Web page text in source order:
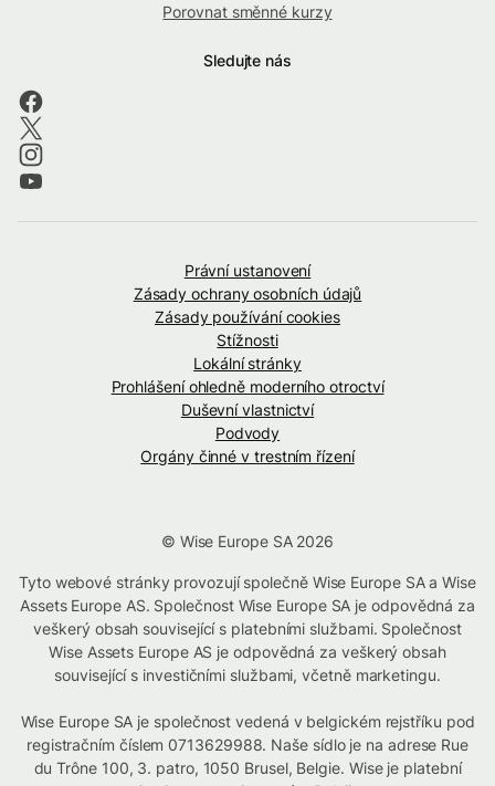
Porovnat směnné kurzy
Sledujte nás
Právní ustanovení
Zásady ochrany osobních údajů
Zásady používání cookies
Stížnosti
Lokální stránky
Prohlášení ohledně moderního otroctví
Duševní vlastnictví
Podvody
Orgány činné v trestním řízení
© Wise Europe SA 2026
Tyto webové stránky provozují společně Wise Europe SA a Wise
Assets Europe AS. Společnost Wise Europe SA je odpovědná za
veškerý obsah související s platebními službami. Společnost
Wise Assets Europe AS je odpovědná za veškerý obsah
související s investičními službami, včetně marketingu.
Wise Europe SA je společnost vedená v belgickém rejstříku pod
registračním číslem 0713629988. Naše sídlo je na adrese Rue
du Trône 100, 3. patro, 1050 Brusel, Belgie. Wise je platební